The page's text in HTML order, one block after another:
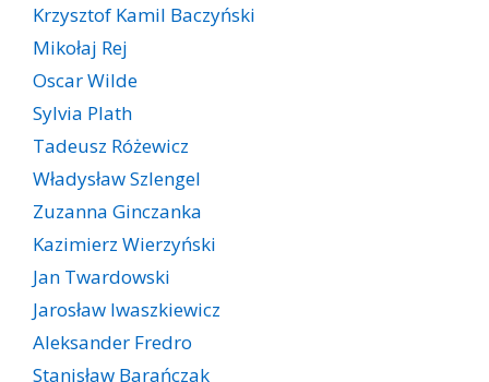
Krzysztof Kamil Baczyński
Mikołaj Rej
Oscar Wilde
Sylvia Plath
Tadeusz Różewicz
Władysław Szlengel
Zuzanna Ginczanka
Kazimierz Wierzyński
Jan Twardowski
Jarosław Iwaszkiewicz
Aleksander Fredro
Stanisław Barańczak